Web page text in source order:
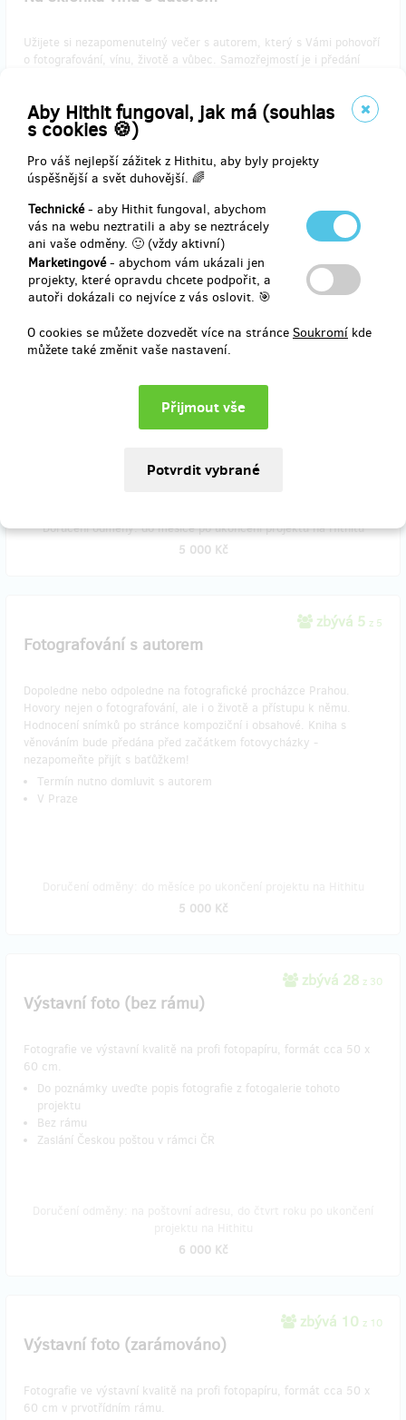
Aby Hithit fungoval, jak má (souhlas
s cookies 🍪)
Pro váš nejlepší zážitek z Hithitu, aby byly projekty
úspěšnější a svět duhovější. 🌈
Technické- aby Hithit fungoval, abychom
vás na webu neztratili a aby se neztrácely
ani vaše odměny. 🙂 (vždy aktivní)
Marketingové- abychom vám ukázali jen
projekty, které opravdu chcete podpořit, a
autoři dokázali co nejvíce z vás oslovit. 🎯
O cookies se můžete dozvedět více na stránce Soukromí kde
můžete také změnit vaše nastavení.
Užijete si nezapomenutelný večer s autorem, který s Vámi pohovoří
o fotografování, vínu, životě a vůbec. Samozřejmostí je i předání
V Praze
Doručení odměny: do měsíce po ukončení projektu na Hithitu
2 500 Kč
zbývá 1
restaurací, kam autor rád chodí. Kniha s věnováním doprovodí
Doručení odměny: do měsíce po ukončení projektu na Hithitu
5 000 Kč
zbývá 5 z 5
Fotografování s autorem
Dopoledne nebo odpoledne na fotografické procházce Prahou.
Hovory nejen o fotografování, ale i o životě a přístupu k němu.
Hodnocení snímků po stránce kompoziční i obsahové. Kniha s
věnováním bude předána před začátkem fotovycházky -
nezapomeňte přijít s baťůžkem!
Termín nutno domluvit s autorem
V Praze
5 000 Kč
zbývá 28 z 30
Výstavní foto (bez rámu)
Fotografie ve výstavní kvalitě na profi fotopapíru, formát cca 50 x
60 cm.
Do poznámky uveďte popis fotografie z fotogalerie tohoto
projektu
Bez rámu
Zaslání Českou poštou v rámci ČR
6 000 Kč
zbývá 10 z 10
Výstavní foto (zarámováno)
Fotografie ve výstavní kvalitě na profi fotopapíru, formát cca 50 x
60 cm v prvotřídním rámu.